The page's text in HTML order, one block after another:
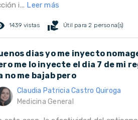
i... Leer más
1439 vistas volunteer_activism Útil para 2 persona(s)
dias yo me inyecto
me lo inyecte el dia 7 de mi
no me bajab pero
Claudia Patricia Castro Quiroga
Medicina General